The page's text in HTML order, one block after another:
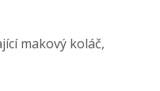
makový koláč,